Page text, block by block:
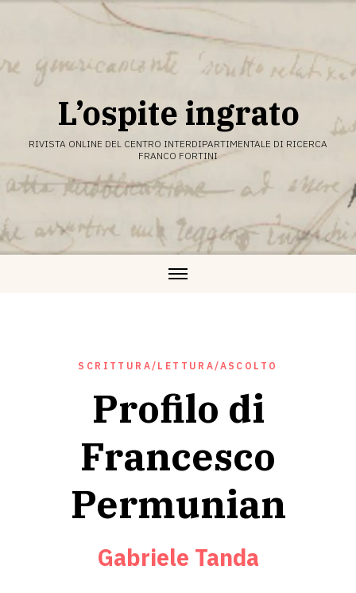
L’ospite ingrato
RIVISTA ONLINE DEL CENTRO INTERDIPARTIMENTALE DI RICERCA
FRANCO FORTINI
SCRITTURA/LETTURA/ASCOLTO
Profilo di
Francesco
Permunian
Gabriele Tanda